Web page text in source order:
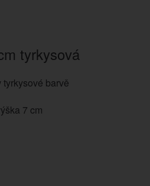
tyrkysová
barvě
7 cm